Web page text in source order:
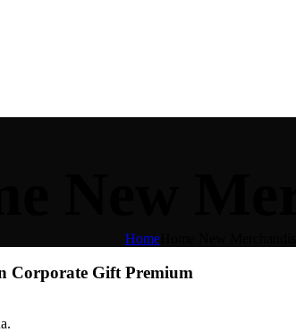
HomeHome New Merchandiso
Corporate Gift Premium